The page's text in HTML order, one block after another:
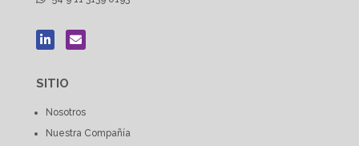
SITIO
Nosotros
Nuestra Compañía